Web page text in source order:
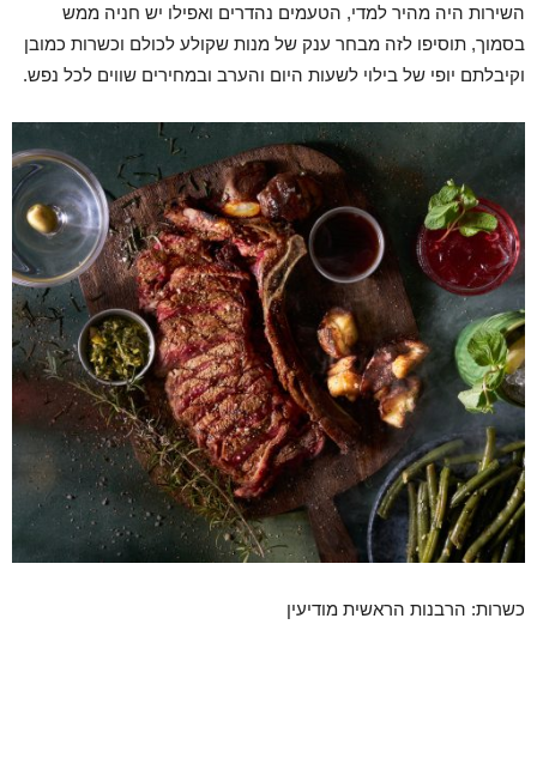
השירות היה מהיר למדי, הטעמים נהדרים ואפילו יש חניה ממש
בסמוך, תוסיפו לזה מבחר ענק של מנות שקולע לכולם וכשרות כמובן
וקיבלתם יופי של בילוי לשעות היום והערב ובמחירים שווים לכל נפש.
כשרות: הרבנות הראשית מודיעין